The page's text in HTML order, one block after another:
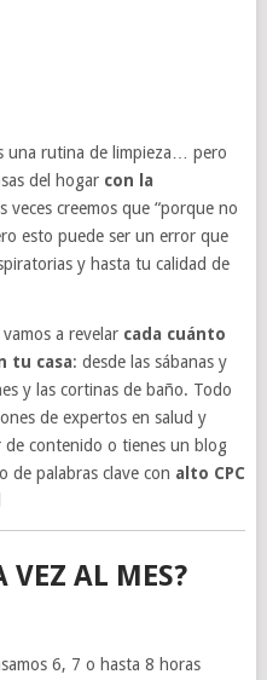
una rutina de limpieza… pero
del hogar con la
veces creemos que “porque no
esto puede ser un error que
y hasta tu calidad de
a revelar cada cuánto
tu casa: desde las sábanas y
y las cortinas de baño. Todo
de expertos en salud y
de contenido o tienes un blog
de palabras clave con alto CPC
VEZ AL MES?
6, 7 o hasta 8 horas